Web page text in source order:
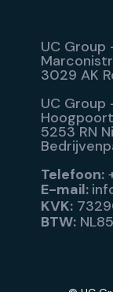
UC
3029 AK
UC Group
5253 RN
Telefoon:
E-mail:
KVK:
BTW: